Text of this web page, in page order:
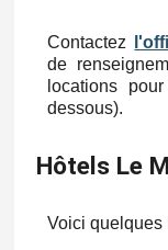
Contactez
de
locations
dessous).
Hôtels Le
Voici quelques